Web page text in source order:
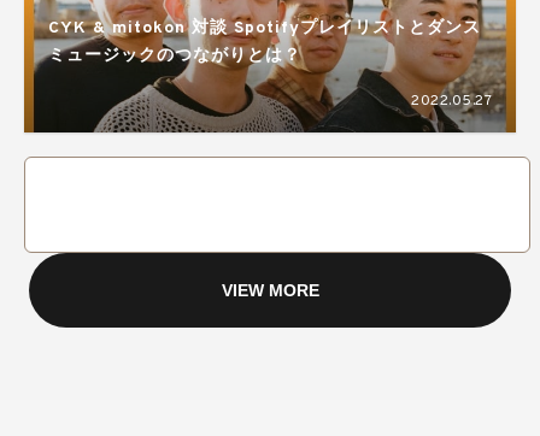
CYK & mitokon 対談 Spotifyプレイリストとダンス
ミュージックのつながりとは？
2022.05.27
VIEW MORE